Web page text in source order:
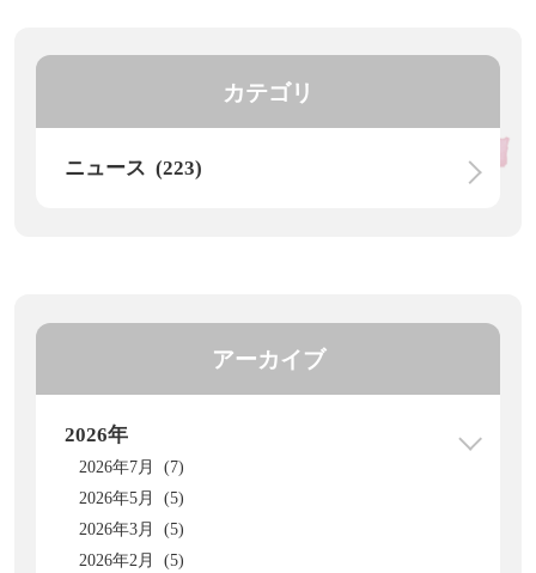
カテゴリ
ニュース (223)
アーカイブ
2026年
2026年7月 (7)
2026年5月 (5)
2026年3月 (5)
2026年2月 (5)